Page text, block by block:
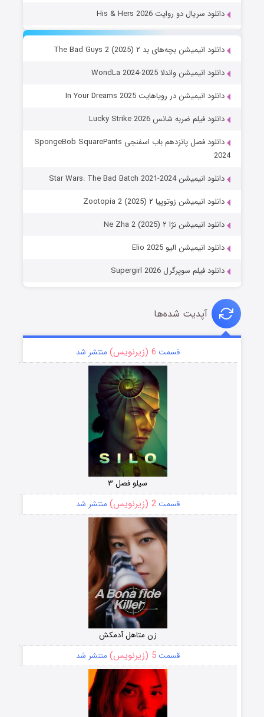
دانلود سریال دو روایت His & Hers 2026
دانلود انیمیشن بچه‌های بد ۲ The Bad Guys 2 (2025)
دانلود انیمیشن واندلا WondLa 2024-2025
دانلود انیمیشن در رویاهایت In Your Dreams 2025
دانلود فیلم ضربه شانس Lucky Strike 2026
دانلود فصل پانزدهم باب اسفنجی SpongeBob SquarePants
2024
دانلود انیمیشن Star Wars: The Bad Batch 2021-2024
دانلود انیمیشن زوتوپیا ۲ Zootopia 2 (2025)
دانلود انیمیشن نژا ۲ Ne Zha 2 (2025)
دانلود انیمیشن الیو Elio 2025
دانلود فیلم سوپرگرل Supergirl 2026
آپدیت شده‌ها
قسمت 6 (زیرنویس) منتشر شد
سیلو فصل ۳
قسمت2 (زیرنویس) منتشر شد
زن متاهل آدمکش
قسمت5 (زیرنویس) منتشر شد